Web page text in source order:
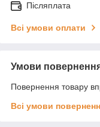
Післяплата
Всі умови оплати
Умови
Повернення товару
Всі умови